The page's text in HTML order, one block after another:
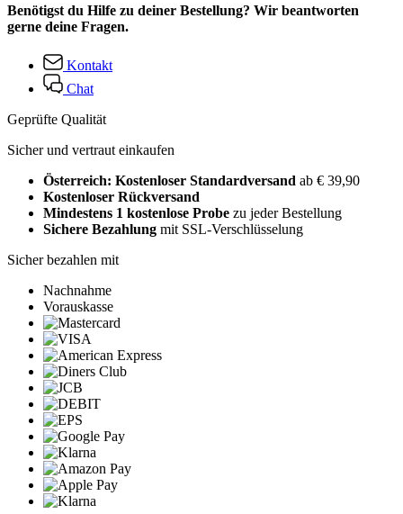
Benötigst du Hilfe zu deiner Bestellung? Wir beantworten
gerne deine Fragen.
Kontakt
Chat
Geprüfte Qualität
Sicher und vertraut einkaufen
Österreich: Kostenloser Standardversand ab € 39,90
Kostenloser Rückversand
Mindestens 1 kostenlose Probe zu jeder Bestellung
Sichere Bezahlung mit SSL-Verschlüsselung
Sicher bezahlen mit
Nachnahme
Vorauskasse